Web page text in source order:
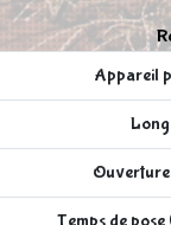
Appareil
Temps de